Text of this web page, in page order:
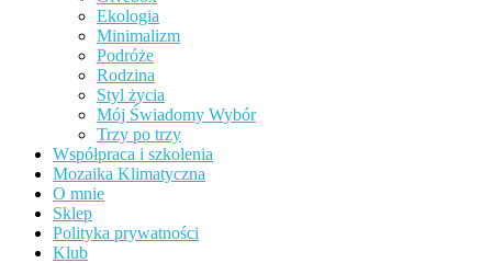
Ekologia
Minimalizm
Podróże
Rodzina
Styl życia
Mój Świadomy Wybór
Trzy po trzy
Współpraca i szkolenia
Mozaika Klimatyczna
O mnie
Sklep
Polityka prywatności
Klub